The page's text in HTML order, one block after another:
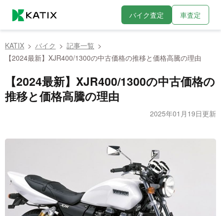
バイク査定 車査定
KATIX バイク
記事一覧
【2024最新】XJR400/1300の中古価格の推移と価格高騰の理由
【2024最新】XJR400/1300の中古価格の
推移と価格高騰の理由
2025年01月19日更新